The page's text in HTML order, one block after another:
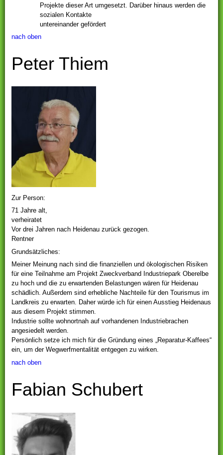
Projekte dieser Art umgesetzt. Darüber hinaus werden die
sozialen Kontakte
untereinander gefördert
nach oben
Peter Thiem
Zur Person:
71 Jahre alt,
verheiratet
Vor drei Jahren nach Heidenau zurück gezogen.
Rentner
Grundsätzliches:
Meiner Meinung nach sind die finanziellen und ökologischen Risiken
für eine Teilnahme am Projekt Zweckverband Industriepark Oberelbe
zu hoch und die zu erwartenden Belastungen wären für Heidenau
schädlich. Außerdem sind erhebliche Nachteile für den Tourismus im
Landkreis zu erwarten. Daher würde ich für einen Ausstieg Heidenaus
aus diesem Projekt stimmen.
Industrie sollte wohnortnah auf vorhandenen Industriebrachen
angesiedelt werden.
Persönlich setze ich mich für die Gründung eines „Reparatur-Kaffees“
ein, um der Wegwerfmentalität entgegen zu wirken.
nach oben
Fabian Schubert